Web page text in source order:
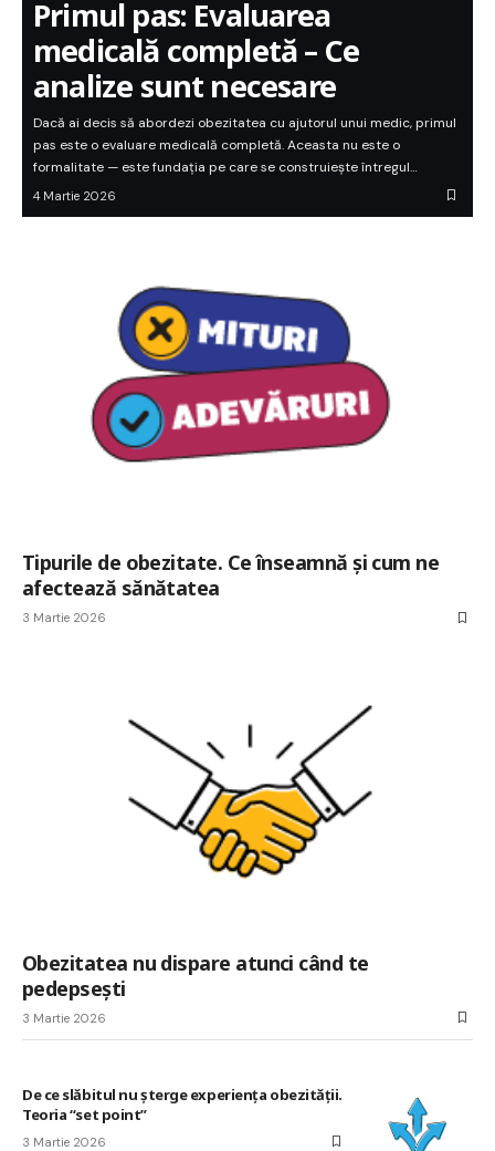
Primul pas: Evaluarea
medicală completă – Ce
analize sunt necesare
Dacă ai decis să abordezi obezitatea cu ajutorul unui medic, primul
pas este o evaluare medicală completă. Aceasta nu este o
formalitate — este fundația pe care se construiește întregul…
4 Martie 2026
Tipurile de obezitate. Ce înseamnă și cum ne
afectează sănătatea
3 Martie 2026
Obezitatea nu dispare atunci când te
pedepsești
3 Martie 2026
De ce slăbitul nu șterge experiența obezității.
Teoria “set point”
3 Martie 2026